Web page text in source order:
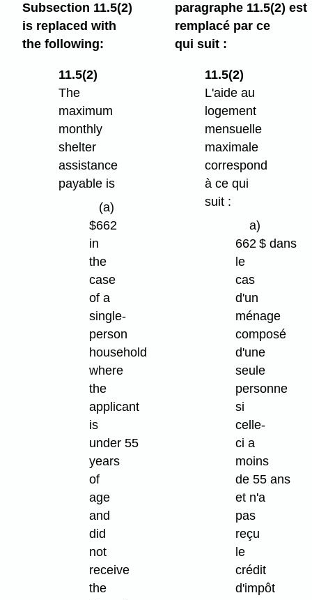
Subsection 11.5(2)
is replaced with
the following:
paragraphe 11.5(2) est
remplacé par ce
qui suit :
11.5(2)
The
maximum
monthly
shelter
assistance
payable is
(a)
$662
in
the
case
of a
single-
person
household
where
the
applicant
is
under 55
years
of
age
and
did
not
receive
the
11.5(2)
L'aide au
logement
mensuelle
maximale
correspond
à ce qui
suit :
a)
662 $ dans
le
cas
d'un
ménage
composé
d'une
seule
personne
si
celle-
ci a
moins
de 55 ans
et n'a
pas
reçu
le
crédit
d'impôt